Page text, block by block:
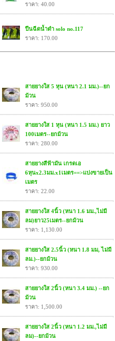
ราคา: 40.00
ปืนฉีดน้ำดำ solo no.117
ราคา: 170.00
สายยางใส 5 หุน (หนา 2.1 มม.)--ยก
ม้วน
ราคา: 950.00
สายยางใส 1 หุน (หนา 1.5 มม.) ยาว
100เมตร--ยกม้วน
ราคา: 280.00
สายยางสีฟ้ามัน เกรดเอ
6หุนx2.3มม.x1เมตร==>แบ่งขายเป็น
เมตร
ราคา: 22.00
สายยางใส 4นิ้ว (หนา 1.6 มม.,ไม่มี
ลม)ยาว25เมตร--ยกม้วน
ราคา: 1,130.00
สายยางใส 2.5นิ้ว (หนา 1.8 มม, ไม่มี
ลม.)--ยกม้วน
ราคา: 930.00
สายยางใส 2นิ้ว (หนา 3.4 มม.) --ยก
ม้วน
ราคา: 1,500.00
สายยางใส 2นิ้ว (หนา 1.2 มม.,ไม่มี
ลม)--ยกม้วน